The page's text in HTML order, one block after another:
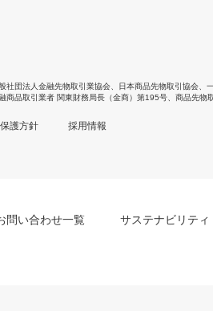
社団法人金融先物取引業協会 日本商品先物取引協会
商品取引業者 関東財務局長（金商）第195号、商品先物
護方針 採用情報
問い合わせ一覧 サステナビリティ